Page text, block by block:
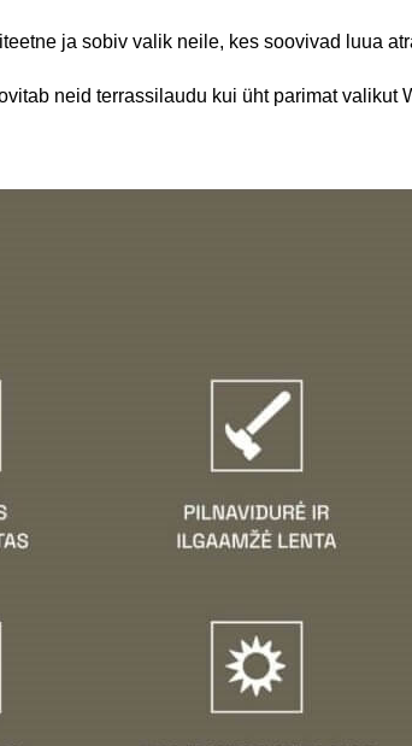
ja sobiv valik neile, kes soovivad luua
neid terrassilaudu kui üht parimat valikut